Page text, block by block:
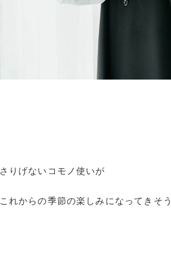
さりげないコモノ使いが
これからの季節の楽しみになってきそ